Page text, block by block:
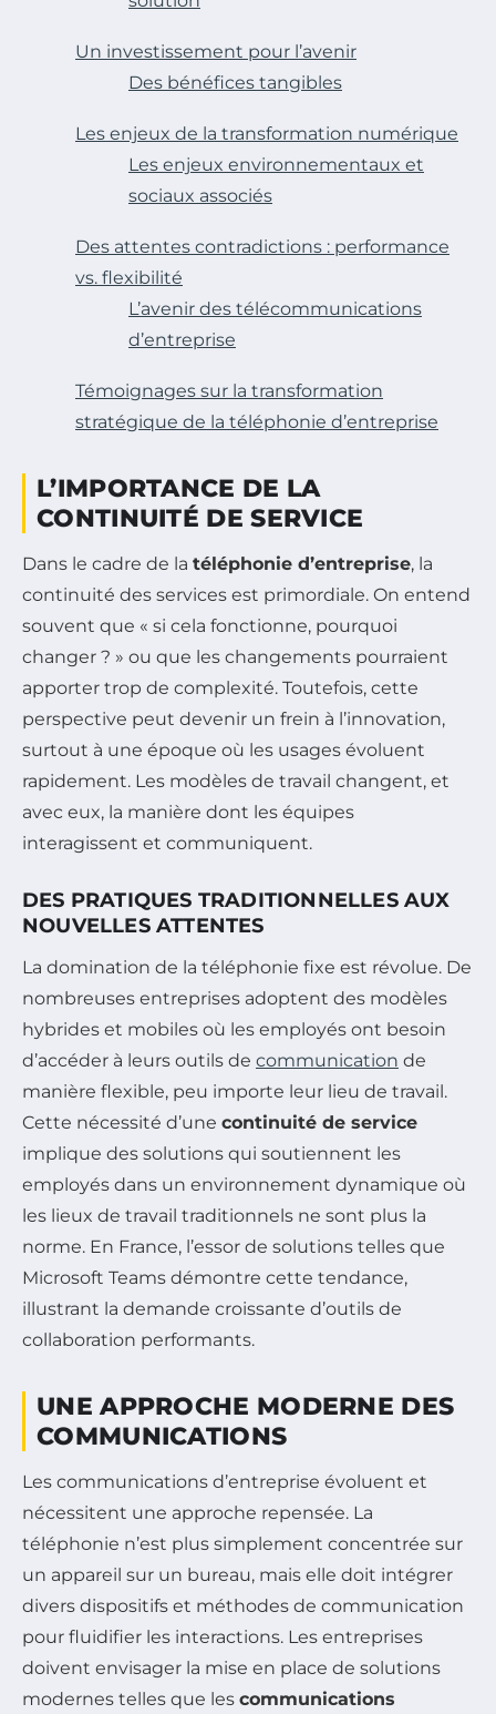
Un investissement pour l’avenir
Des bénéfices tangibles
Les enjeux de la transformation numérique
Les enjeux environnementaux et
sociaux associés
Des attentes contradictions : performance
vs. flexibilité
L’avenir des télécommunications
d’entreprise
Témoignages sur la transformation
stratégique de la téléphonie d’entreprise
L’IMPORTANCE DE LA
CONTINUITÉ DE SERVICE
Dans le cadre de la téléphonie d’entreprise, la
continuité des services est primordiale. On entend
souvent que « si cela fonctionne, pourquoi
changer ? » ou que les changements pourraient
apporter trop de complexité. Toutefois, cette
perspective peut devenir un frein à l’innovation,
surtout à une époque où les usages évoluent
rapidement. Les modèles de travail changent, et
avec eux, la manière dont les équipes
interagissent et communiquent.
DES PRATIQUES TRADITIONNELLES AUX
NOUVELLES ATTENTES
La domination de la téléphonie fixe est révolue. De
nombreuses entreprises adoptent des modèles
hybrides et mobiles où les employés ont besoin
d’accéder à leurs outils de communication de
manière flexible, peu importe leur lieu de travail.
Cette nécessité d’une continuité de service
implique des solutions qui soutiennent les
employés dans un environnement dynamique où
les lieux de travail traditionnels ne sont plus la
norme. En France, l’essor de solutions telles que
Microsoft Teams démontre cette tendance,
illustrant la demande croissante d’outils de
collaboration performants.
UNE APPROCHE MODERNE DES
COMMUNICATIONS
Les communications d’entreprise évoluent et
nécessitent une approche repensée. La
téléphonie n’est plus simplement concentrée sur
un appareil sur un bureau, mais elle doit intégrer
divers dispositifs et méthodes de communication
pour fluidifier les interactions. Les entreprises
doivent envisager la mise en place de solutions
modernes telles que les communications